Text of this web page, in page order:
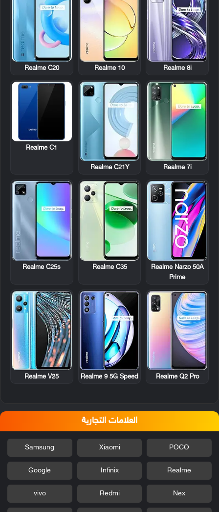
Realme 8i
Realme 10
Realme C20
Realme 7i
Realme C21Y
Realme C1
Realme Narzo 50A
Prime
Realme C35
Realme C25s
Realme Q2 Pro
Realme 9 5G Speed
Realme V25
العلامات التجارية
POCO
Xiaomi
Samsung
Realme
Infinix
Google
Nex
Redmi
vivo